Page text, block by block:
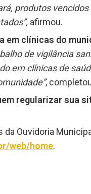
produtos
afirmou.
em clínicas do
de vigilância
em clínicas de
,
regularizar sua
Ouvidoria
web/home.